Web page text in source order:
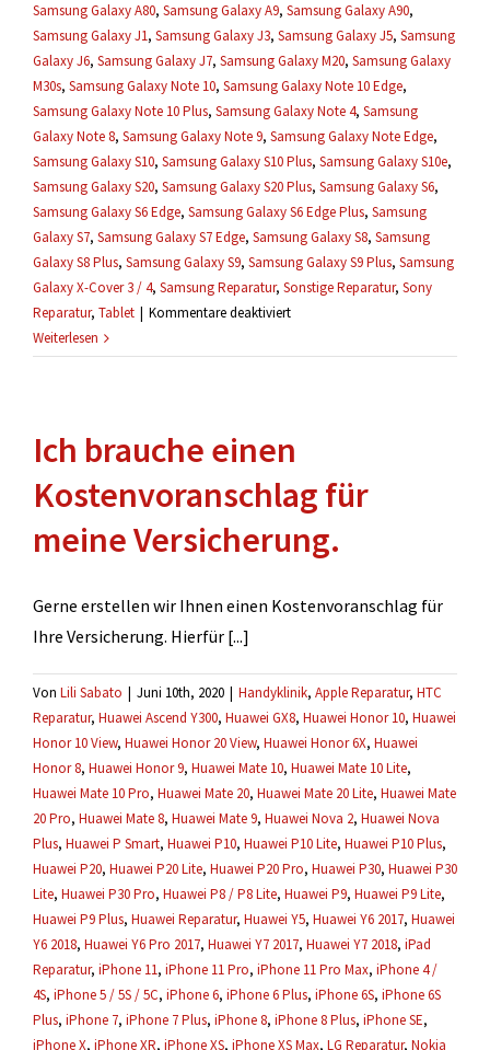
Samsung Galaxy A80, Samsung Galaxy A9, Samsung Galaxy A90,
Samsung Galaxy J1, Samsung Galaxy J3, Samsung Galaxy J5, Samsung
Galaxy J6, Samsung Galaxy J7, Samsung Galaxy M20, Samsung Galaxy
M30s, Samsung Galaxy Note 10, Samsung Galaxy Note 10 Edge,
Samsung Galaxy Note 10 Plus, Samsung Galaxy Note 4, Samsung
Galaxy Note 8, Samsung Galaxy Note 9, Samsung Galaxy Note Edge,
Samsung Galaxy S10, Samsung Galaxy S10 Plus, Samsung Galaxy S10e,
Samsung Galaxy S20, Samsung Galaxy S20 Plus, Samsung Galaxy S6,
Samsung Galaxy S6 Edge, Samsung Galaxy S6 Edge Plus, Samsung
Galaxy S7, Samsung Galaxy S7 Edge, Samsung Galaxy S8, Samsung
Galaxy S8 Plus, Samsung Galaxy S9, Samsung Galaxy S9 Plus, Samsung
Galaxy X-Cover 3 / 4, Samsung Reparatur, Sonstige Reparatur, Sony
Reparatur, Tablet | Kommentare deaktiviertfür
Handy
kann
es
trotzdem
repariert
werden?
Weiterlesen
Ich brauche einen
Kostenvoranschlag für
meine Versicherung.
Gerne erstellen wir Ihnen einen Kostenvoranschlag für
Ihre Versicherung. Hierfür [...]
Von Lili Sabato | Juni 10th, 2020 | Handyklinik, Apple Reparatur, HTC
Reparatur, Huawei Ascend Y300, Huawei GX8, Huawei Honor 10, Huawei
Honor 10 View, Huawei Honor 20 View, Huawei Honor 6X, Huawei
Honor 8, Huawei Honor 9, Huawei Mate 10, Huawei Mate 10 Lite,
Huawei Mate 10 Pro, Huawei Mate 20, Huawei Mate 20 Lite, Huawei Mate
20 Pro, Huawei Mate 8, Huawei Mate 9, Huawei Nova 2, Huawei Nova
Plus, Huawei P Smart, Huawei P10, Huawei P10 Lite, Huawei P10 Plus,
Huawei P20, Huawei P20 Lite, Huawei P20 Pro, Huawei P30, Huawei P30
Lite, Huawei P30 Pro, Huawei P8 / P8 Lite, Huawei P9, Huawei P9 Lite,
Huawei P9 Plus, Huawei Reparatur, Huawei Y5, Huawei Y6 2017, Huawei
Y6 2018, Huawei Y6 Pro 2017, Huawei Y7 2017, Huawei Y7 2018, iPad
Reparatur, iPhone 11, iPhone 11 Pro, iPhone 11 Pro Max, iPhone 4 /
4S, iPhone 5 / 5S / 5C, iPhone 6, iPhone 6 Plus, iPhone 6S, iPhone 6S
Plus, iPhone 7, iPhone 7 Plus, iPhone 8, iPhone 8 Plus, iPhone SE,
iPhone X, iPhone XR, iPhone XS, iPhone XS Max, LG Reparatur, Nokia